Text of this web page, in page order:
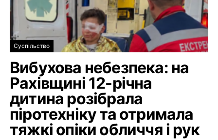
Суспільство
Вибухова небезпека: на
Рахівщині 12-річна
дитина розібрала
піротехніку та отримала
тяжкі опіки обличчя і рук